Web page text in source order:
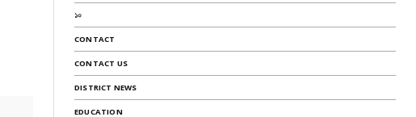
১০
CONTACT
CONTACT US
DISTRICT NEWS
EDUCATION